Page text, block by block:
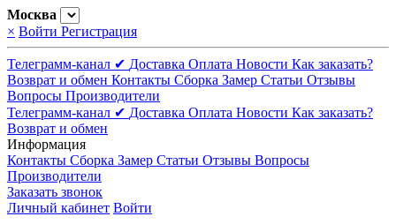
Москва
× Войти Регистрация
Телеграмм-канал ✔ Доставка Оплата Новости Как заказать?
Возврат и обмен Контакты Сборка Замер Статьи Отзывы
Вопросы Производители
Телеграмм-канал ✔ Доставка Оплата Новости Как заказать?
Возврат и обмен
Информация
Контакты Сборка Замер Статьи Отзывы Вопросы
Производители
Заказать звонок
Личный кабинет Войти